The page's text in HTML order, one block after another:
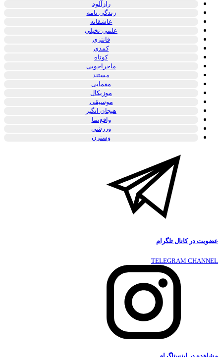
رازآلود
زندگی نامه
عاشقانه
علمی-تخیلی
فانتزی
کمدی
کوتاه
ماجراجویی
مستند
معمایی
موزیکال
موسیقی
هیجان انگیز
واقع‌نما
ورزشی
وسترن
عضویت در کانال تلگرام
TELEGRAM CHANNEL